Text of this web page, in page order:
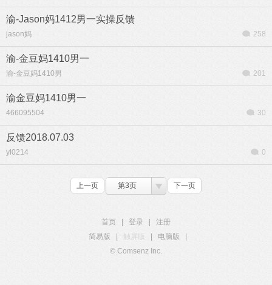
渝-Jason妈1412男一实操反馈
jason妈 258
渝-金豆妈1410男一
渝-金豆妈1410男 201
渝金豆妈1410男一
466095504 30
反馈2018.07.03
yl0214 0
上一页 第3页 下一页
首页 登录
注册
简易版
触屏版 电脑版
© Comsenz Inc.